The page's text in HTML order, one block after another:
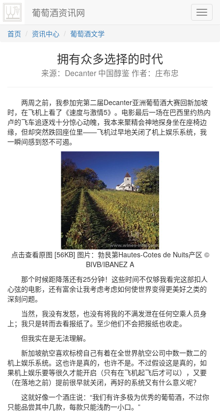
切
换
葡萄酒资讯网
首页 资讯中心 葡萄酒文学
拥有众多选择的时代
来源：Decanter 中国醇鉴 作者：庄布忠
两周之前，我参加完第二届Decanter亚洲葡萄酒大赛回新加坡
时，在飞机上看了《速度与激情5》。电影最后一场在巴西里约热内
卢的飞车追逐戏十分惊心动魄，我本来聚精会神地探身坐在座椅边
缘，但却突然跌回座位里——飞机过早地关闭了机上娱乐系统，我
一瞬间感到怒不可遏。
点击查看原图 [56KB] 图片：勃艮第Hautes-Cotes de Nuits产区 ©
BIVB/IBANEZ A
那个时候距降落还有25分钟！这些时间不仅够我看完这部扣人
心弦的电影，还有富余让我考虑考虑如何使世界变得更美好之类的
深刻问题。
当然，我没有发怒，也没有将我的不满发泄在任何空乘人员身
上；我只是转而去看报纸了。至少他们不会把报纸也收走。
但我实在是无法理解。
新加坡航空喜欢标榜自己有着在全世界航空公司中数一数二的
机上娱乐系统。这也许是真的，也许不是。不过假设这是真的，如
果机上娱乐要等很久才能开启（只有在飞机起飞后才可以），又要
（在落地之前）提前很早就关闭，再好的系统又有什么意义呢？
这就好像一个酒庄说：“我们有许多极为优秀的葡萄酒，不过你
只能品尝其中几款，每款只能浅酌一小口。”